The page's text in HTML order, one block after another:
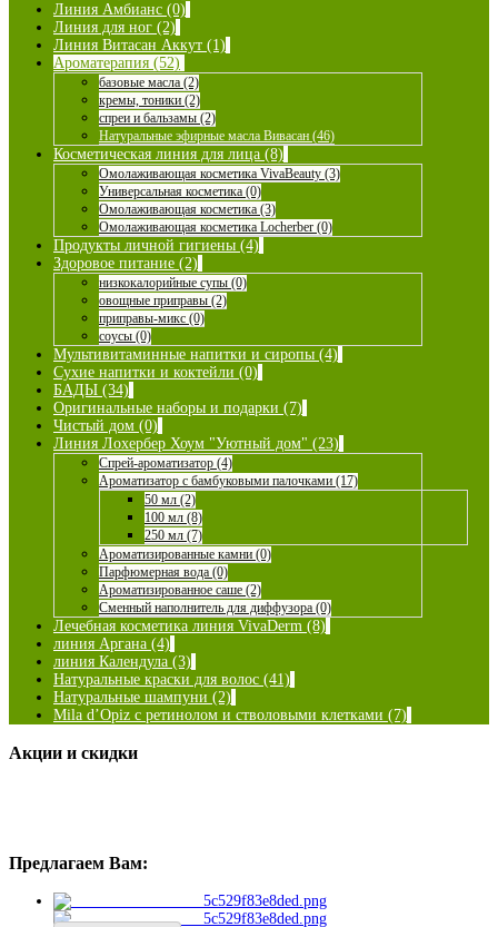
Линия Амбианс (0)
Линия для ног (2)
Линия Витасан Аккут (1)
Ароматерапия (52)
базовые масла (2)
кремы, тоники (2)
спреи и бальзамы (2)
Натуральные эфирные масла Вивасан (46)
Косметическая линия для лица (8)
Омолаживающая косметика VivaBeauty (3)
Универсальная косметика (0)
Омолаживающая косметика (3)
Омолаживающая косметика Locherber (0)
Продукты личной гигиены (4)
Здоровое питание (2)
низкокалорийные супы (0)
овощные приправы (2)
приправы-микс (0)
соусы (0)
Мультивитаминные напитки и сиропы (4)
Сухие напитки и коктейли (0)
БАДЫ (34)
Оригинальные наборы и подарки (7)
Чистый дом (0)
Линия Лохербер Хоум "Уютный дом" (23)
Спрей-ароматизатор (4)
Ароматизатор с бамбуковыми палочками (17)
50 мл (2)
100 мл (8)
250 мл (7)
Ароматизированные камни (0)
Парфюмерная вода (0)
Ароматизированное саше (2)
Сменный наполнитель для диффузора (0)
Лечебная косметика линия VivaDerm (8)
линия Аргана (4)
линия Календула (3)
Натуральные краски для волос (41)
Натуральные шампуни (2)
Mila d’Opiz с ретинолом и стволовыми клетками (7)
Акции и скидки
Предлагаем Вам: